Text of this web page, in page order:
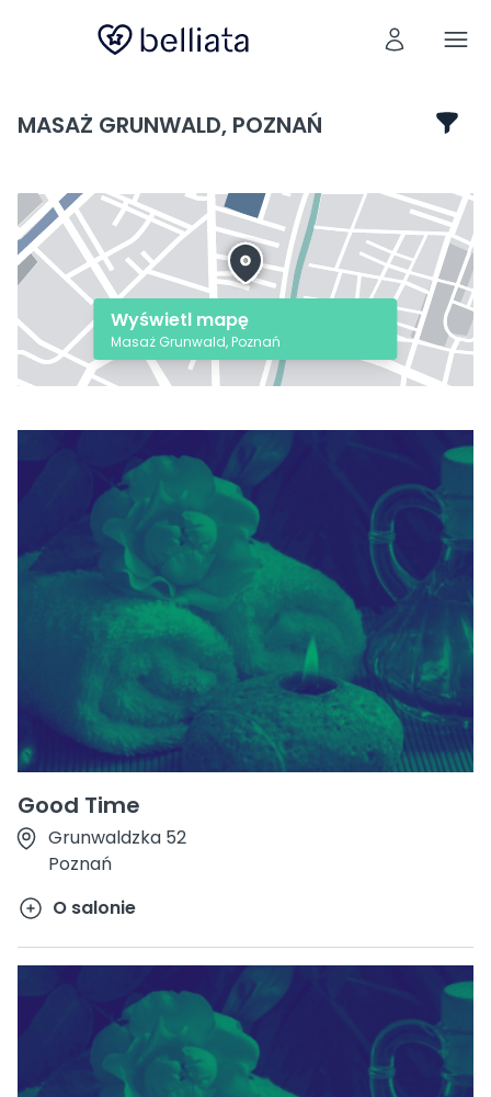
MASAŻ GRUNWALD, POZNAŃ
Good Time
Grunwaldzka 52
Poznań
O salonie
Wyświetl mapę
Masaż Grunwald, Poznań